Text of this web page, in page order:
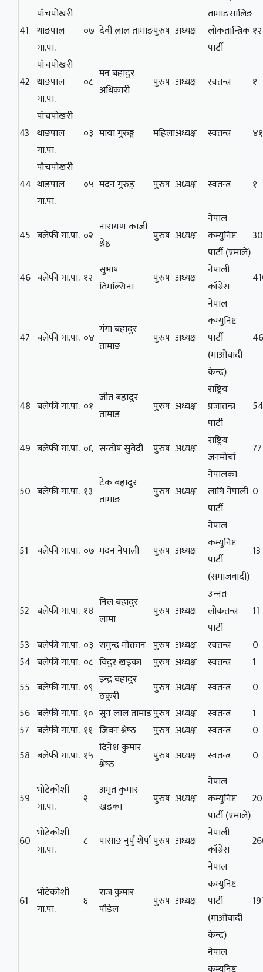
41
पाँचपोखरी
थाङपाल
गा.पा.
०७ देवी लाल तामाङपुरुष अध्यक्ष
तामाङसालिङ
लोकतान्त्रिक
पार्टी
१२
42
पाँचपोखरी
थाङपाल
गा.पा.
०८
मन बहादुर
अधिकारी
पुरुष अध्यक्ष स्वतन्त्र १
43
पाँचपोखरी
थाङपाल
गा.पा.
०३ माया गुरुङ्ग महिलाअध्यक्ष स्वतन्त्र
44
पाँचपोखरी
थाङपाल
गा.पा.
०५ मदन गुरुङ् पुरुष अध्यक्ष स्वतन्त्र १
45 बलेफी गा.पा. ०२
नारायण काजी
श्रेष्ठ
पुरुष अध्यक्ष
नेपाल
कम्युनिष्ट
पार्टी (एमाले)
46 बलेफी गा.पा. १२
सुभाष
तिमल्सिना
पुरुष अध्यक्ष
नेपाली
काँग्रेस
47 बलेफी गा.पा. ०४
गंगा बहादुर
तामाङ
पुरुष अध्यक्ष
नेपाल
कम्युनिष्ट
पार्टी
(माओवादी
केन्द्र)
48 बलेफी गा.पा. ०१
जीत बहादुर
तामाङ
पुरुष अध्यक्ष
राष्ट्रिय
प्रजातन्त्र
पार्टी
49 बलेफी गा.पा. ०६ सन्तोष सुवेदी पुरुष अध्यक्ष
राष्ट्रिय
जनमोर्चा
77
50 बलेफी गा.पा. १३
टेक बहादुर
तामाङ
पुरुष अध्यक्ष
नेपालका
लागि नेपाली
पार्टी
0
51 बलेफी गा.पा. ०७ मदन नेपाली पुरुष अध्यक्ष
नेपाल
कम्युनिष्ट
पार्टी
(समाजवादी)
13
52 बलेफी गा.पा. १४
निल बहादुर
लामा
पुरुष अध्यक्ष
उन्‍नत
लोकतन्त्र
पार्टी
11
53 बलेफी गा.पा. ०३ समुन्द्र मोक्तान पुरुष अध्यक्ष स्वतन्त्र
0
54 बलेफी गा.पा. ०८ विदुर खड्का पुरुष अध्यक्ष स्वतन्त्र
1
55 बलेफी गा.पा. ०९
इन्द्र बहादुर
ठकुरी
पुरुष अध्यक्ष स्वतन्त्र
0
56 बलेफी गा.पा. १० सुन लाल तामाङपुरुष अध्यक्ष स्वतन्त्र
1
57 बलेफी गा.पा. ११ जिवन श्रेष्‍ठ पुरुष अध्यक्ष स्वतन्त्र
0
58 बलेफी गा.पा. १५
दिनेश कुमार
श्रेष्‍ठ
पुरुष अध्यक्ष स्वतन्त्र 0
59
भोटेकोशी
गा.पा.
२
अमृत कुमार
खडका
पुरुष अध्यक्ष
नेपाल
कम्युनिष्ट
पार्टी (एमाले)
60
भोटेकोशी
गा.पा.
८ पासाङ नुर्पु शेर्पापुरुष अध्यक्ष
नेपाली
काँग्रेस
61
भोटेकोशी
गा.पा.
६
राज कुमार
पौडेल
पुरुष अध्यक्ष
नेपाल
कम्युनिष्ट
पार्टी
(माओवादी
केन्द्र)
नेपाल